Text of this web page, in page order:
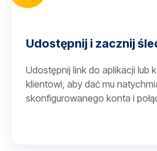
Udostępnij i zacznij
Udostępnij link do aplikacji lub
klientowi, aby dać mu
skonfigurowanego konta i